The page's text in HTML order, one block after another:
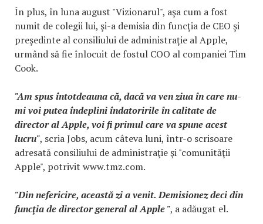
În plus, în luna august "Vizionarul", aşa cum a fost
numit de colegii lui, şi-a demisia din funcţia de CEO şi
preşedinte al consiliului de administraţie al Apple,
urmând să fie înlocuit de fostul COO al companiei Tim
Cook.
"Am spus întotdeauna că, dacă va ven ziua în care nu-
mi voi putea îndeplini îndatoririle în calitate de
director al Apple, voi fi primul care va spune acest
lucru", scria Jobs, acum câteva luni, într-o scrisoare
adresată consiliului de administraţie şi "comunităţii
Apple", potrivit www.tmz.com.
"Din nefericire, această zi a venit. Demisionez deci din
funcţia de director general al Apple ", a adăugat el.